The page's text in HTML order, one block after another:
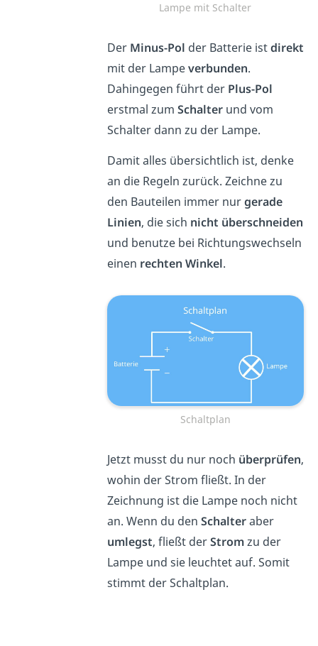
Lampe mit Schalter
Der Minus-Pol der Batterie istdirekt
mit der Lampeverbunden.
Dahingegen führt der Plus-Pol
erstmal zum Schalterund vom
Schalter dann zu der Lampe.
Damit alles übersichtlich ist, denke
an die Regeln zurück. Zeichne zu
den Bauteilen immer nurgerade
Linien, die sich nicht überschneiden
und benutze bei Richtungswechseln
einen rechten Winkel.
Schaltplan
Jetzt musst du nur noch überprüfen,
wohin der Strom fließt. In der
Zeichnung ist die Lampe noch nicht
an. Wenn du den Schalteraber
umlegst, fließt derStromzu der
Lampe und sie leuchtet auf. Somit
stimmt der Schaltplan.